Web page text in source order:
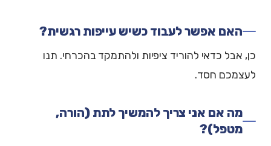
האם אפשר לעבוד כשיש עייפות רגשית?
כן, אבל כדאי להוריד ציפיות ולהתמקד בהכרחי. תנו
לעצמכם חסד.
מה אם אני צריך להמשיך לתת (הורה,
מטפל)?